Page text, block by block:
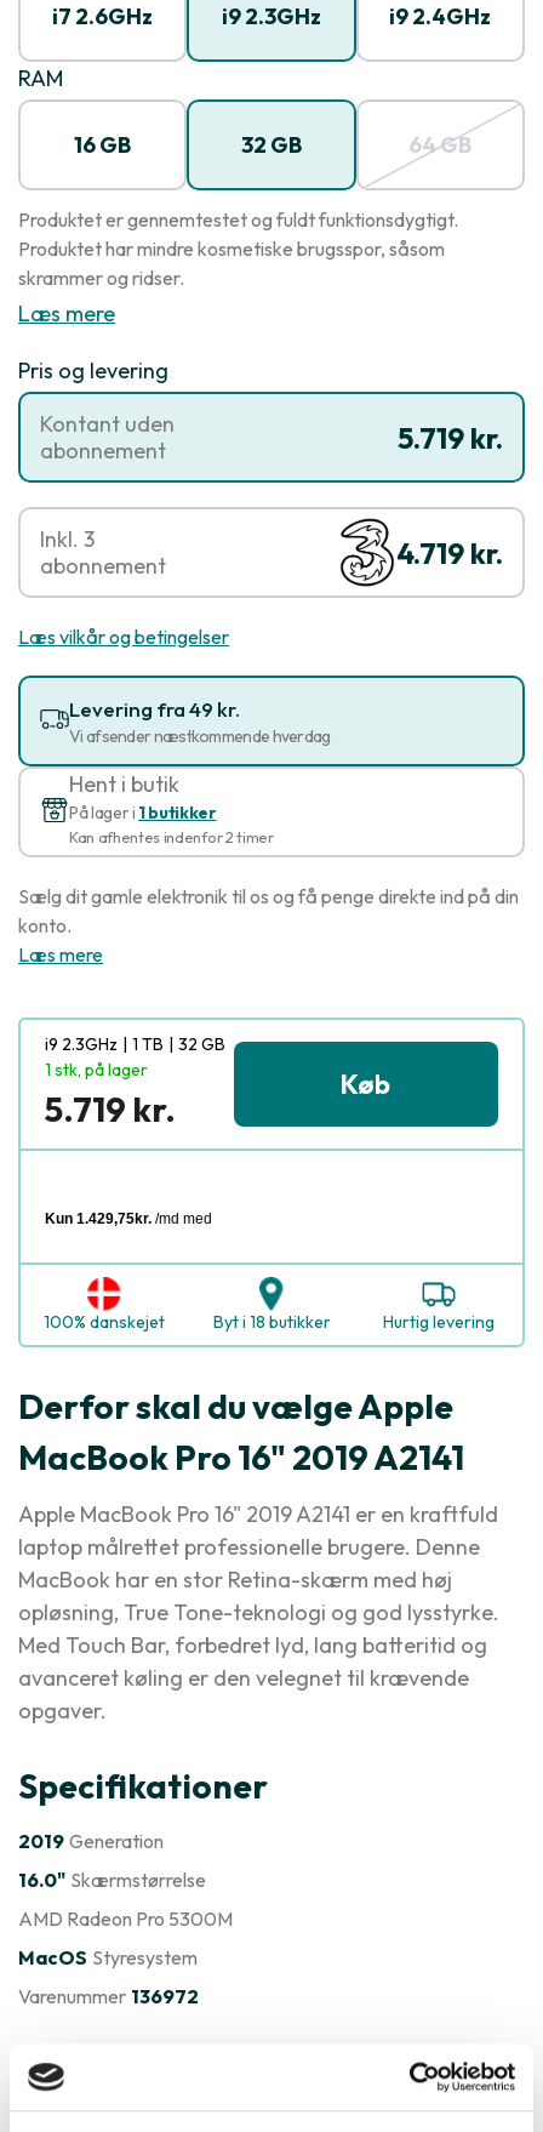
i7 2.6GHz i9 2.3GHz i9 2.4GHz
RAM
16 GB 32 GB 64 GB
Produktet er gennemtestet og fuldt funktionsdygtigt.
Produktet har mindre kosmetiske brugsspor, såsom
skrammer og ridser.
Læs mere
Pris og levering
5.719 kr.
Kontant uden
abonnement
4.719 kr.
Inkl. 3
abonnement
Læs vilkår og betingelser
Levering fra 49 kr.
Vi afsender næstkommende hverdag
Hent i butik
På lager i 1 butikker
Kan afhentes indenfor 2 timer
Sælg dit gamle elektronik til os og få penge direkte ind på din
konto.
Læs mere
i9 2.3GHz | 1 TB | 32 GB
1 stk, på lager
5.719 kr.
Køb
100% danskejet Byt i 18 butikker Hurtig levering
Derfor skal du vælge Apple
MacBook Pro 16" 2019 A2141
Apple MacBook Pro 16" 2019 A2141 er en kraftfuld
laptop målrettet professionelle brugere. Denne
MacBook har en stor Retina-skærm med høj
opløsning, True Tone-teknologi og god lysstyrke.
Med Touch Bar, forbedret lyd, lang batteritid og
avanceret køling er den velegnet til krævende
opgaver.
Specifikationer
2019 Generation
16.0" Skærmstørrelse
AMD Radeon Pro 5300M
MacOS Styresystem
Varenummer 136972
Apple MacBook Pro 16" 2019
A2141 er ofte købt sammen